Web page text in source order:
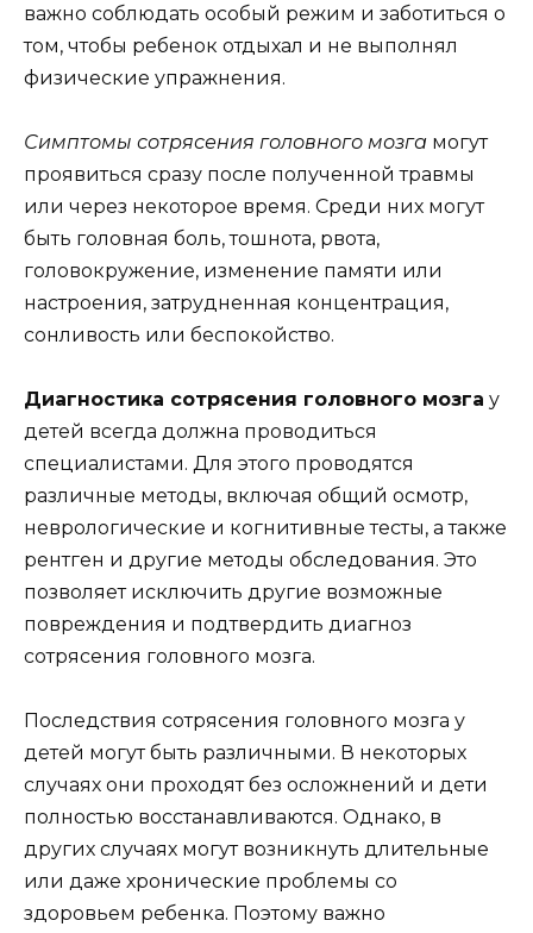
важно соблюдать особый режим и заботиться о
том, чтобы ребенок отдыхал и не выполнял
физические упражнения.
Симптомы сотрясения головного мозга могут
проявиться сразу после полученной травмы
или через некоторое время. Среди них могут
быть головная боль, тошнота, рвота,
головокружение, изменение памяти или
настроения, затрудненная концентрация,
сонливость или беспокойство.
Диагностика сотрясения головного мозга у
детей всегда должна проводиться
специалистами. Для этого проводятся
различные методы, включая общий осмотр,
неврологические и когнитивные тесты, а также
рентген и другие методы обследования. Это
позволяет исключить другие возможные
повреждения и подтвердить диагноз
сотрясения головного мозга.
Последствия сотрясения головного мозга у
детей могут быть различными. В некоторых
случаях они проходят без осложнений и дети
полностью восстанавливаются. Однако, в
других случаях могут возникнуть длительные
или даже хронические проблемы со
здоровьем ребенка. Поэтому важно